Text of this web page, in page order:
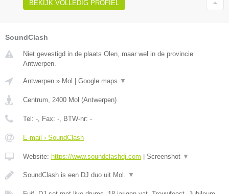
BEKIJK VOLLEDIG PROFIEL
SoundClash
Niet gevestigd in de plaats Olen, maar wel in de provincie
Antwerpen.
Antwerpen » Mol Google maps ▼
Centrum, 2400 Mol (Antwerpen)
Tel: -, Fax: -, BTW-nr: -
E-mail › SoundClash
Website: https://www.soundclashdj.com Screenshot ▼
SoundClash is een DJ duo uit Mol. ▼